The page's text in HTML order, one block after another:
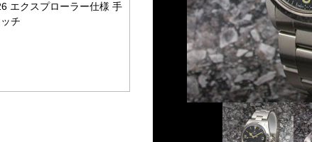
エクスプローラー仕様 手
チ